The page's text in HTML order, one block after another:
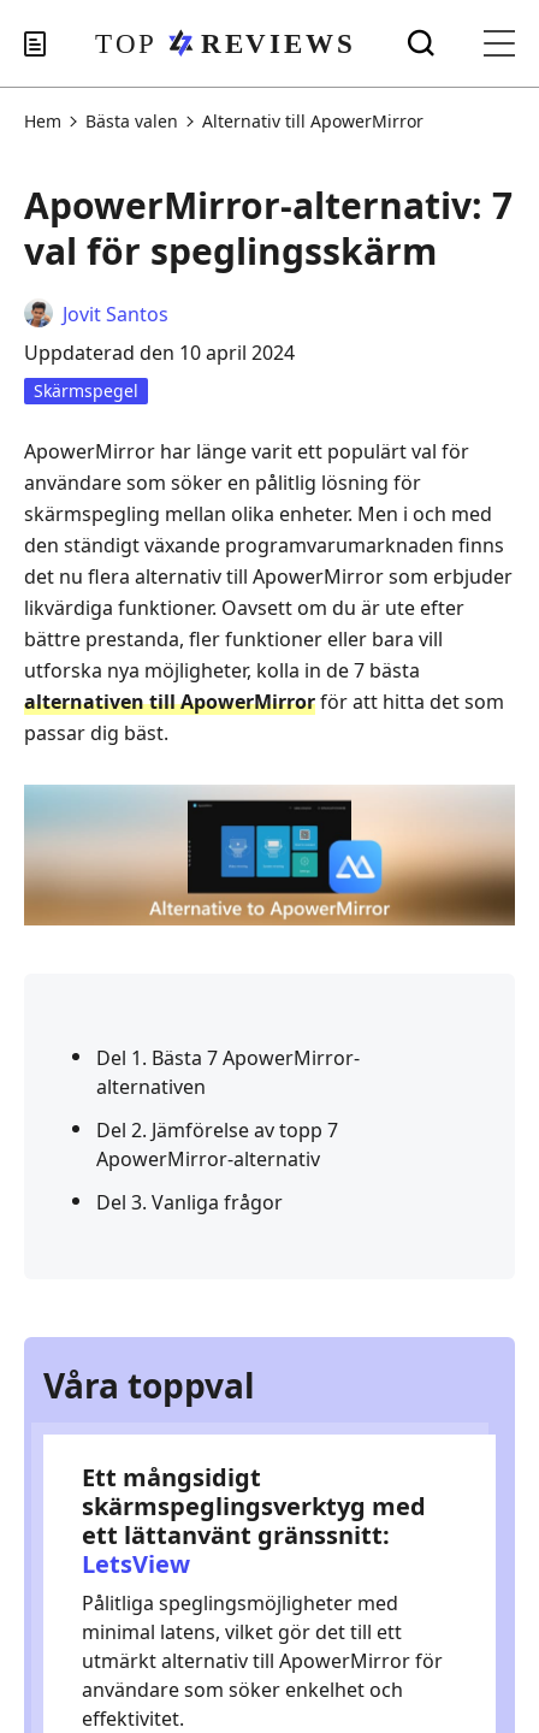
Hem Bästa valen Alternativ till ApowerMirror
ApowerMirror-alternativ: 7
val för speglingsskärm
Jovit Santos
Uppdaterad den 10 april 2024
Skärmspegel
ApowerMirror har länge varit ett populärt val för
användare som söker en pålitlig lösning för
skärmspegling mellan olika enheter. Men i och med
den ständigt växande programvarumarknaden finns
det nu flera alternativ till ApowerMirror som erbjuder
likvärdiga funktioner. Oavsett om du är ute efter
bättre prestanda, fler funktioner eller bara vill
utforska nya möjligheter, kolla in de 7 bästa
alternativen till ApowerMirrorför att hitta det som
passar dig bäst.
Del 1. Bästa 7 ApowerMirror-
alternativen
Del 2. Jämförelse av topp 7
ApowerMirror-alternativ
Del 3. Vanliga frågor
Våra toppval
Ett mångsidigt
skärmspeglingsverktyg med
ett lättanvänt gränssnitt:
LetsView
Pålitliga speglingsmöjligheter med
minimal latens, vilket gör det till ett
utmärkt alternativ till ApowerMirror för
användare som söker enkelhet och
effektivitet.